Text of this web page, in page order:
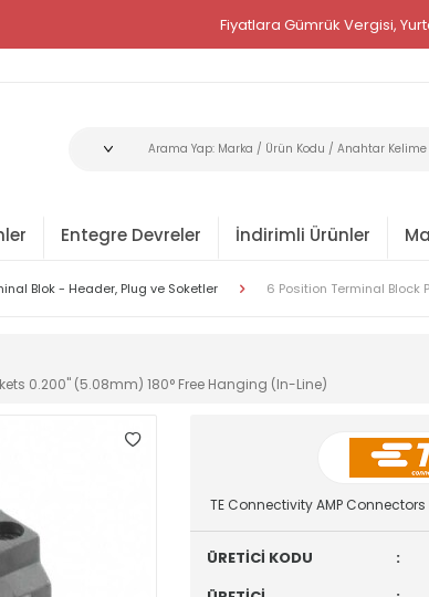
Fiyatlara Gümrük Vergisi,
Entegre Devreler İndirimli Ürünler
Blok - Header, Plug ve Soketler 6 Position Terminal Block
0.200" (5.08mm) 180° Free Hanging (In-Line)
TE Connectivity AMP
ÜRETİCİ KODU :